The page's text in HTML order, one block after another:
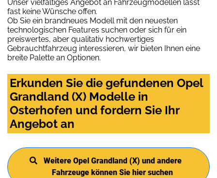
Unser vielfältiges Angebot an Fahrzeugmodellen lässt
fast keine Wünsche offen.
Ob Sie ein brandneues Modell mit den neuesten
technologischen Features suchen oder sich für ein
preiswertes, aber qualitativ hochwertiges
Gebrauchtfahrzeug interessieren, wir bieten Ihnen eine
breite Palette an Optionen.
Erkunden Sie die gefundenen Opel
Grandland (X) Modelle in
Osterhofen und fordern Sie Ihr
Angebot an
Weitere Opel Grandland (X) und andere
Fahrzeuge können Sie hier suchen